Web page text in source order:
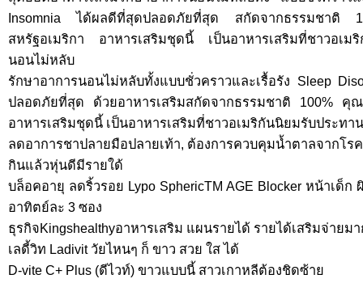
Insomnia ได้ผลดีที่สุดปลอดภัยที่สุด สกัดจากธรรมชา
สหรัฐอเมริกา อาหารเสริมชุดนี้ เป็นอาหารเสริมที่ชาวอเม
นอนไม่หลับ
รักษาอาการนอนไม่หลับทั้งแบบชั่วคราวและเรื้อรัง Sleep
ปลอดภัยที่สุด ด้วยอาหารเสริมสกัดจากธรรมชาติ 100% คุ
อาหารเสริมชุดนี้ เป็นอาหารเสริมที่ชาวอเมริกันนิยมรับประท
ลดอาการชาปลายมือปลายเท้า, ต้องการควบคุมน้ำตาลจากโร
กินแล้วหุ่นดีมีรายใด้
บล็อคอายุ ลดริ้วรอย Lypo SphericTM AGE Blocker หน้าเด็ก
อาทิตย์ละ 3 ซอง
ธุรกิจKingshealthyอาหารเสริม แผนรายได้ รายได้เสริมจ่ายม
เลดี้วิท Ladivit วัยไหนๆ ก็ ขาว สวย ใส ได้
D-vite C+ Plus (ดีไวท์) ขาวแบบนี้ สาวเกาหลีต้องชิดซ้าย